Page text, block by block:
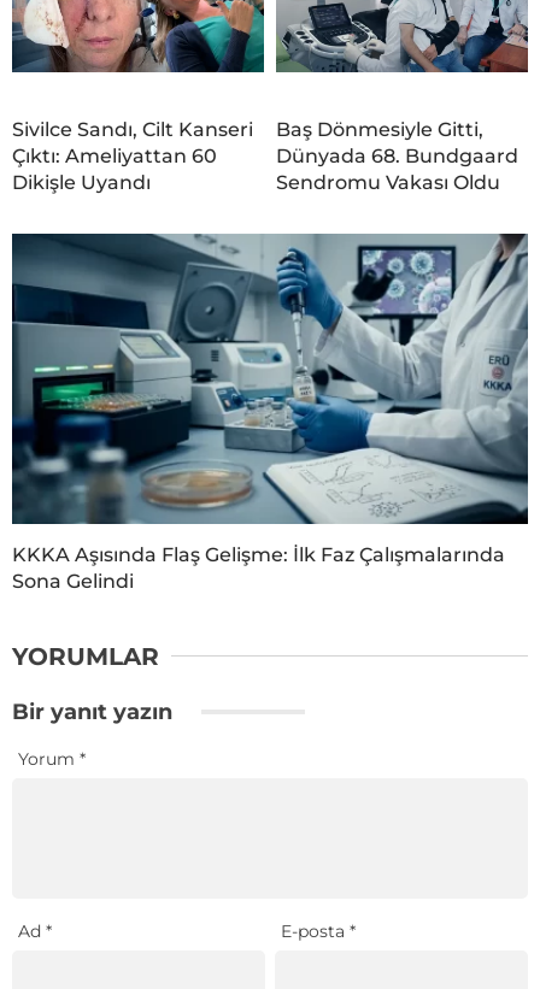
Sivilce Sandı, Cilt Kanseri
Çıktı: Ameliyattan 60
Dikişle Uyandı
Baş Dönmesiyle Gitti,
Dünyada 68. Bundgaard
Sendromu Vakası Oldu
KKKA Aşısında Flaş Gelişme: İlk Faz Çalışmalarında
Sona Gelindi
YORUMLAR
Bir yanıt yazın
Yorum *
Ad * E-posta*